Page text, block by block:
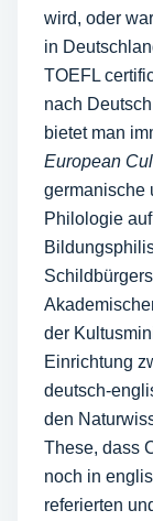
wird, oder
in
TOEFL
nach
bietet man
European
germanische
Philologie
der
Einrichtung
deutsch-
den
These, dass
noch in
referierten